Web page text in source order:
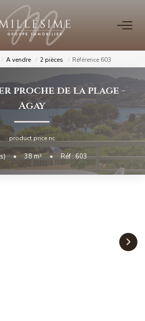
NOS OFFRES
Nos Biens Vendus
NOS AGENCES
Nos Agences
Nos Équipes
A vendre 2 pièces Référence 603
proche de la plage -
Agay
product.price.nc
• 38m² • Réf : 603